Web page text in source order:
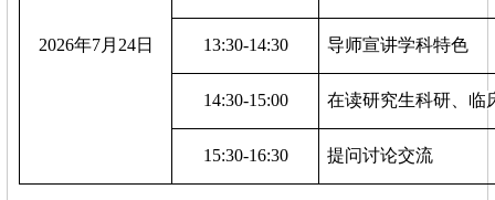
2026年7月 24日 13:30-14:30 导师宣讲学科特色
14:30-15:00 在读研究生科研、临
15:30-16:30 提问讨论交流